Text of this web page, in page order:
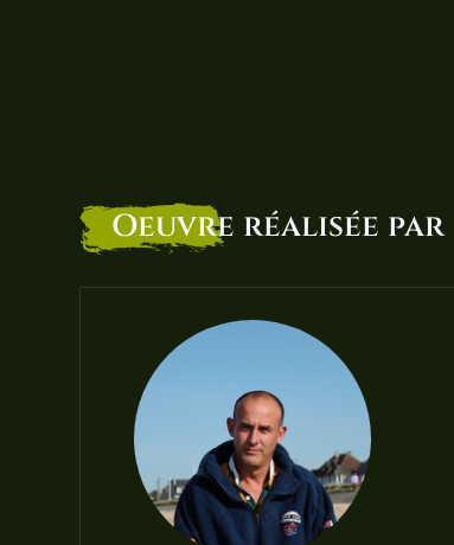
Oeuvre réalisée par